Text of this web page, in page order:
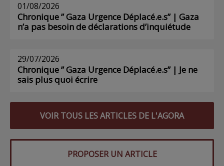
01/08/2026
Chronique ” Gaza Urgence Déplacé.e.s” | Gaza
n’a pas besoin de déclarations d’inquiétude
29/07/2026
Chronique ” Gaza Urgence Déplacé.e.s” | Je ne
sais plus quoi écrire
VOIR TOUS LES ARTICLES DE L'AGORA
PROPOSER UN ARTICLE